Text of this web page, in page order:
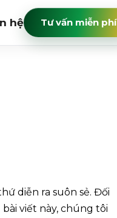
hệ Tư vấn miễn phí
diễn ra suôn sẻ. Đối
viết này, chúng tôi